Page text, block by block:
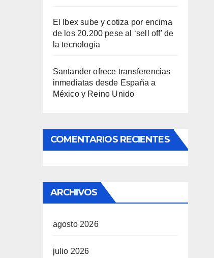
El Ibex sube y cotiza por encima
de los 20.200 pese al ‘sell off’ de
la tecnología
Santander ofrece transferencias
inmediatas desde España a
México y Reino Unido
COMENTARIOS RECIENTES
ARCHIVOS
agosto 2026
julio 2026